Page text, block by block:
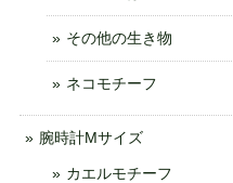
その他の生き物
ネコモチーフ
腕時計Mサイズ
カエルモチーフ